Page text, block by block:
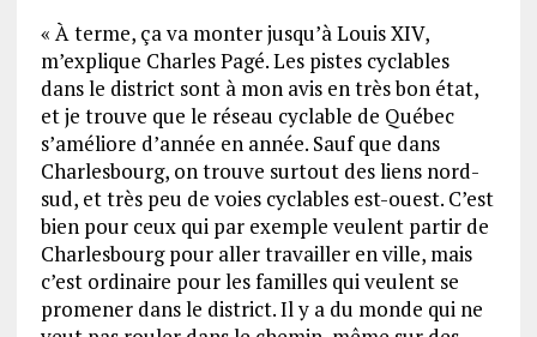
« À terme, ça va monter jusqu’à Louis XIV,
m’explique Charles Pagé. Les pistes cyclables
dans le district sont à mon avis en très bon état,
et je trouve que le réseau cyclable de Québec
s’améliore d’année en année. Sauf que dans
Charlesbourg, on trouve surtout des liens nord-
sud, et très peu de voies cyclables est-ouest. C’est
bien pour ceux qui par exemple veulent partir de
Charlesbourg pour aller travailler en ville, mais
c’est ordinaire pour les familles qui veulent se
promener dans le district. Il y a du monde qui ne